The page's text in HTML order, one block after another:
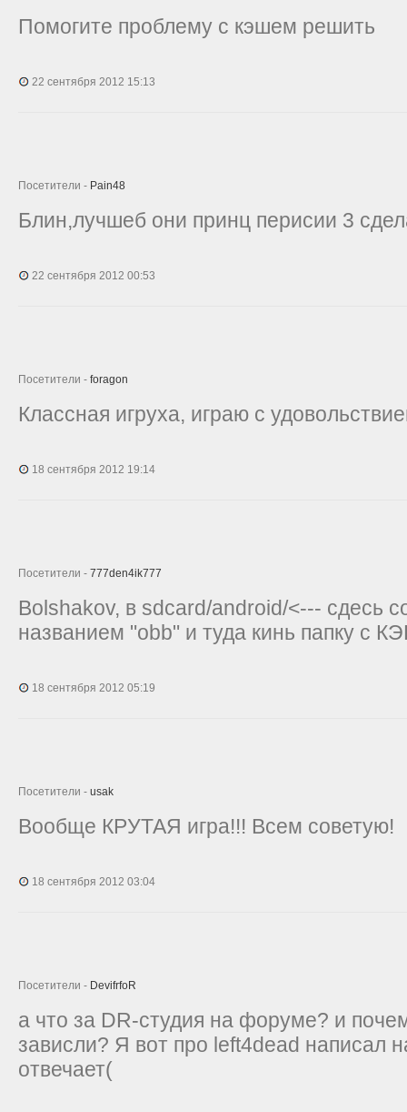
Помогите проблему с кэшем решить
22 сентября 2012 15:13
Посетители - Pain48
Блин,лучшеб они принц перисии 3
22 сентября 2012 00:53
Посетители - foragon
Классная игруха, играю с
18 сентября 2012 19:14
Посетители - 777den4ik777
Bolshakov, в sdcard/android/<--- сдесь
названием "obb" и туда кинь папку с
18 сентября 2012 05:19
Посетители - usak
Вообще КРУТАЯ игра!!! Всем советую!
18 сентября 2012 03:04
Посетители - DevifrfoR
а что за DR-студия на форуме? и
зависли? Я вот про left4dead написал
отвечает(